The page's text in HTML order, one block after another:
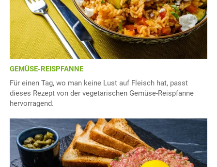
GEMÜSE-REISPFANNE
Für einen Tag, wo man keine Lust auf Fleisch hat, passt
dieses Rezept von der vegetarischen Gemüse-Reispfanne
hervorragend.